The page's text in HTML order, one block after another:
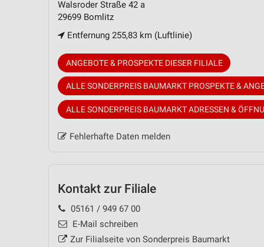
Walsroder Straße 42 a
29699 Bomlitz
Entfernung 255,83 km (Luftlinie)
ANGEBOTE & PROSPEKTE DIESER FILIALE
ALLE SONDERPREIS BAUMARKT PROSPEKTE &
ALLE SONDERPREIS BAUMARKT ADRESSEN &
Fehlerhafte Daten melden
Kontakt zur Filiale
05161 / 949 67 00
E-Mail schreiben
Zur Filialseite von Sonderpreis Baumarkt